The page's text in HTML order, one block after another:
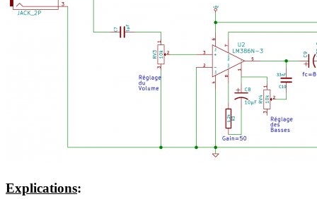
Explications: